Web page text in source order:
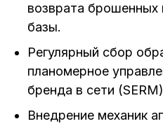
возврата брошенных
базы.
Регулярный сбор
планомерное
бренда в сети
Внедрение механик